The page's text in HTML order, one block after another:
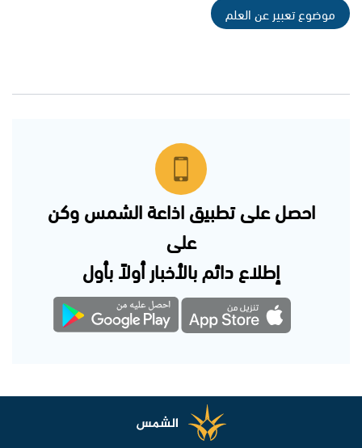
موضوع تعبير عن العلم
احصل على تطبيق اذاعة الشمس وكن
على
إطلاع دائم بالأخبار أولاً بأول